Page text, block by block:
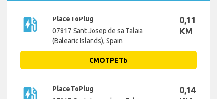
ev_station
PlaceToPlug
07817 Sant Josep de sa Talaia
(Balearic Islands), Spain
0,11
KM
СМОТРЕТЬ
ev_station
PlaceToPlug
0,14